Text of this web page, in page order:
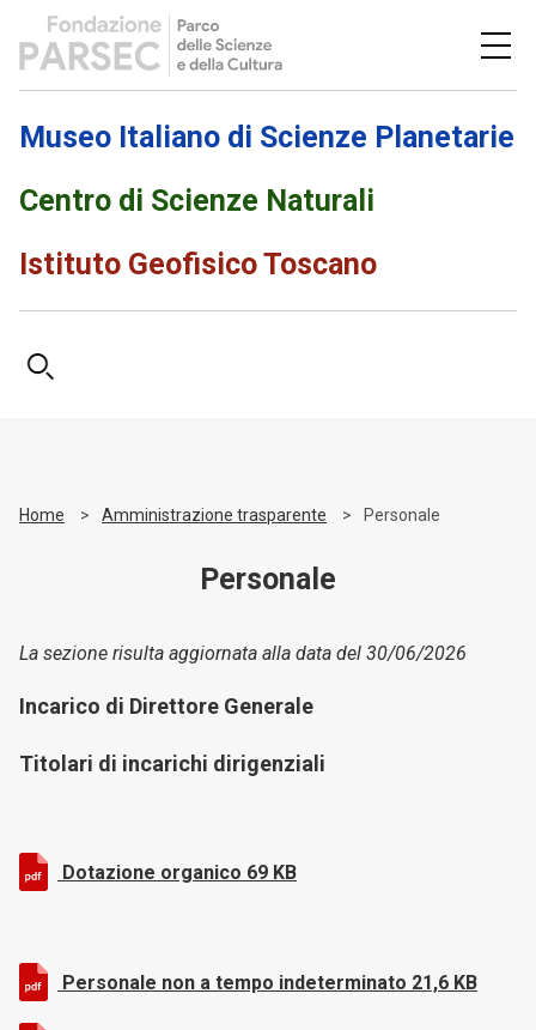
Museo Italiano di Scienze Planetarie
Centro di Scienze Naturali
Istituto Geofisico Toscano
Home Amministrazione trasparente Personale
Personale
La sezione risulta aggiornata alla data del 30/06/2026
Incarico di Direttore Generale
Titolari di incarichi dirigenziali
Dotazione organico 69 KB
Personale non a tempo indeterminato 21,6 KB